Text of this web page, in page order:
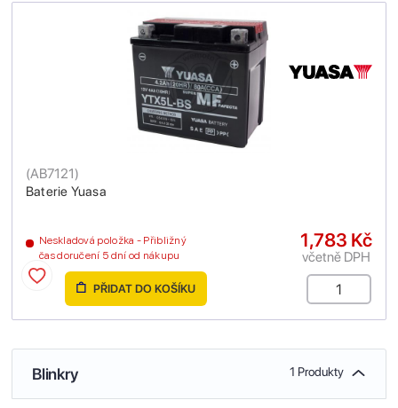
Baterie Yuasa
(AB7121)
Neskladová položka - Přibližný
čas doručení 5 dní od nákupu
1,783 Kč
včetně DPH
PŘIDAT DO KOŠÍKU
Blinkry 1 Produkty